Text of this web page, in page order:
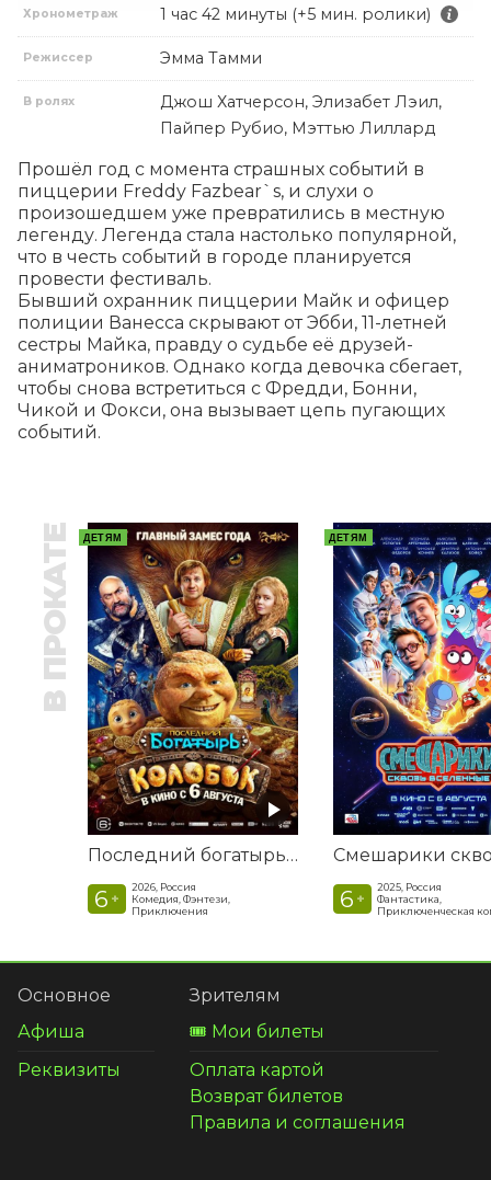
Хронометраж 1 час 42 минуты (+5 мин. ролики)
Режиссер Эмма Тамми
В ролях
Джош Хатчерсон, Элизабет Лэил,
Пайпер Рубио, Мэттью Лиллард
Прошёл год с момента страшных событий в
пиццерии Freddy Fazbear`s, и слухи о
произошедшем уже превратились в местную
легенду. Легенда стала настолько популярной,
что в честь событий в городе планируется
провести фестиваль.
Бывший охранник пиццерии Майк и офицер
полиции Ванесса скрывают от Эбби, 11-летней
сестры Майка, правду о судьбе её друзей-
аниматроников. Однако когда девочка сбегает,
чтобы снова встретиться с Фредди, Бонни,
Чикой и Фокси, она вызывает цепь пугающих
событий.
В ПРОКАТЕ ДЕТЯМ
Последний богатырь. Колобок
6 +
2026, Россия
Комедия, Фэнтези,
Приключения
ДЕТЯМ
6 +
2025, Россия
Фантастика,
Приключенческая
Основное
Афиша
Реквизиты
Зрителям
🎟️ Мои билеты
Оплата картой
Возврат билетов
Правила и соглашения